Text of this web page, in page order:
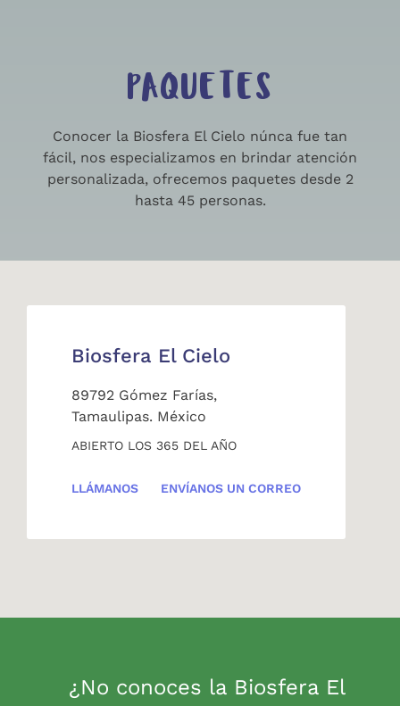
PAQUETES
Conocer la Biosfera El Cielo núnca fue tan
fácil, nos especializamos en brindar atención
personalizada, ofrecemos paquetes desde 2
hasta 45 personas.
Biosfera El Cielo
89792 Gómez Farías,
Tamaulipas. México
ABIERTO LOS 365 DEL AÑO
LLÁMANOS ENVÍANOS UN CORREO
¿No conoces la Biosfera El